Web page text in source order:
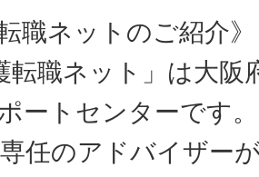
職ネットのご紹介》
転職ネット」は大阪
ートセンターです
任のアドバイザー